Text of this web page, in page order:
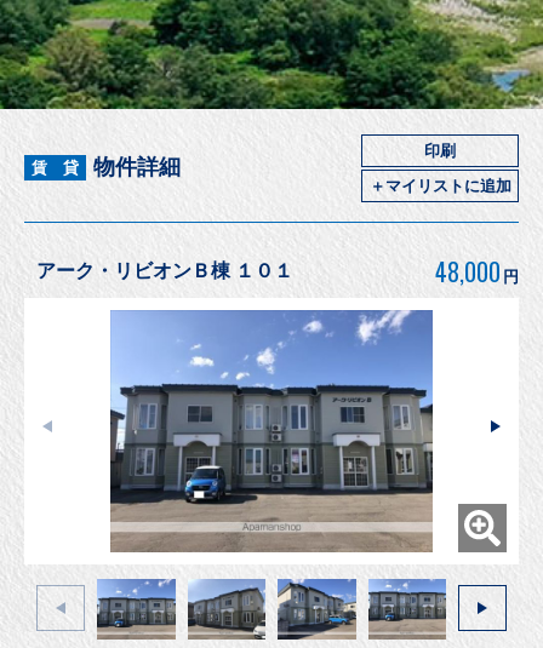
賃 貸 物件詳細
印刷
＋マイリストに追加
アーク・リビオンＢ棟 １０１ 48,000 円